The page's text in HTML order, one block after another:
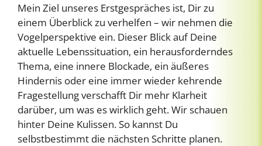
Mein Ziel unseres Erstgespräches ist, Dir zu
einem Überblick zu verhelfen – wir nehmen die
Vogelperspektive ein. Dieser Blick auf Deine
aktuelle Lebenssituation, ein herausforderndes
Thema, eine innere Blockade, ein äußeres
Hindernis oder eine immer wieder kehrende
Fragestellung verschafft Dir mehr Klarheit
darüber, um was es wirklich geht. Wir schauen
hinter Deine Kulissen. So kannst Du
selbstbestimmt die nächsten Schritte planen.